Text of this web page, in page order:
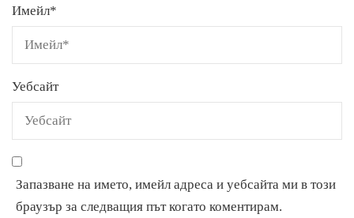
Имейл*
Уебсайт
Запазване на името, имейл адреса и уебсайта ми в този
браузър за следващия път когато коментирам.